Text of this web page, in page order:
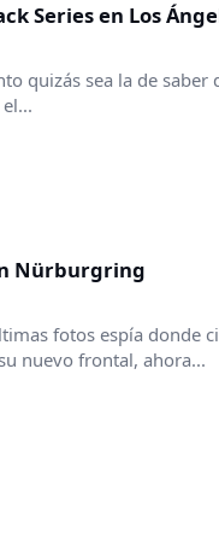
Series en Los
quizás sea la de
Nürburgring
fotos espía donde
nuevo frontal, ahora...